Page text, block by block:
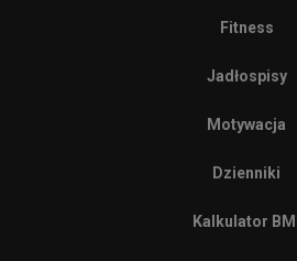
Fitness
Jadłospisy
Motywacja
Dzienniki
Kalkulator BMI